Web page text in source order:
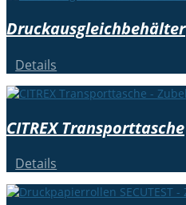
Druckausgleichbehälter
Details
CITREX Transporttasche
Details